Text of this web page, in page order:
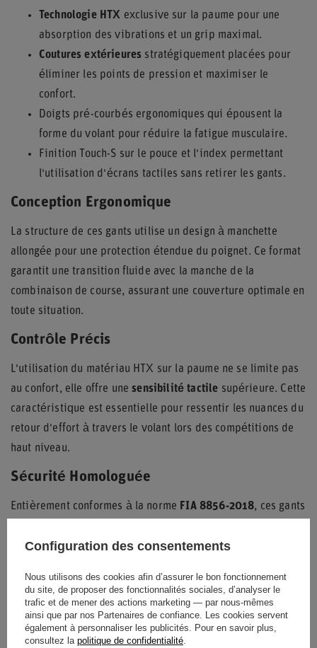
Technologie HTX exclusive sur la paume pour une
absorption des vibrations et un grip maximal.
Coutures extérieures stratégiquement placées pour
éliminer les points de pression et maximiser le
confort.
Doigts pré-courbés ergonomiques qui épousent la
forme du volant pour réduire la fatigue musculaire.
Finition Touch-S sur le pouce et l'index permettant
l'utilisation d'écrans tactiles sans retirer les gants.
Conception Ergonomique
La structure de ces gants utilise un design à manchette
allongée pour une protection étendue du poignet. Ce format
garantit une transition fluide avec la manche de la
combinaison de course, assurant une couverture optimale en
toute situation.
Contrôle Précis
L'utilisation du matériau HTX sur la paume ne se limite pas
au confort, elle offre unesensibilité tactile supérieure. Cette
caractéristique est essentielle pour ressentir les nuances du
retour d'effort à travers le volant lors des compétitions de
haut niveau.
Sécurité Homologuée
Entièrement conformes à la norme FIA 8856-2018, ces gants
de track days. Ils combinent une esthétique agressive avec
conduite sécurisée et performante.
Configuration des consentements
Nous utilisons des cookies afin d’assurer le bon fonctionnement
du site, de proposer des fonctionnalités sociales, d’analyser le
trafic et de mener des actions marketing — par nous-mêmes
ainsi que par nos Partenaires de confiance. Les cookies servent
également à personnaliser les publicités. Pour en savoir plus,
consultez la politique de confidentialité.